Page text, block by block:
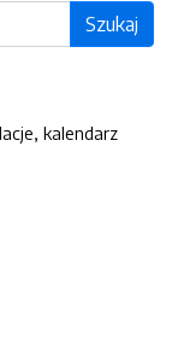
Szukaj
kalendarz